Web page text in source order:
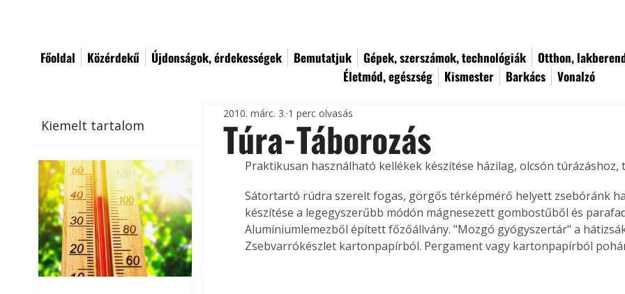
Főoldal Közérdekű Újdonságok, érdekességek Bemutatjuk Gépek, szerszámok, technológiák
Otthon,
Életmód, egészség
Kismester Barkács Vonalzó
Kiemelt tartalom Túra-Táborozás
2010. márc. 3. 1 perc olvasás
Praktikusan használható kellékek készítése házilag, olcsón túrázáshoz,
Sátortartó rúdra szerelt fogas, görgős térképmérő helyett zsebóránk
készítése a legegyszerűbb módón mágnesezett gombostűből és
Alumíniumlemezből épített főzőállvány. "Mozgó gyógyszertár" a
Zsebvarrókészlet kartonpapírból. Pergament vagy kartonpapírból